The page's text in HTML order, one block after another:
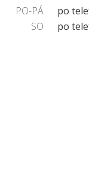
PO-PÁ
po
SO
po